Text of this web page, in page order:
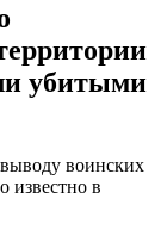
убитыми
воинских
известно в